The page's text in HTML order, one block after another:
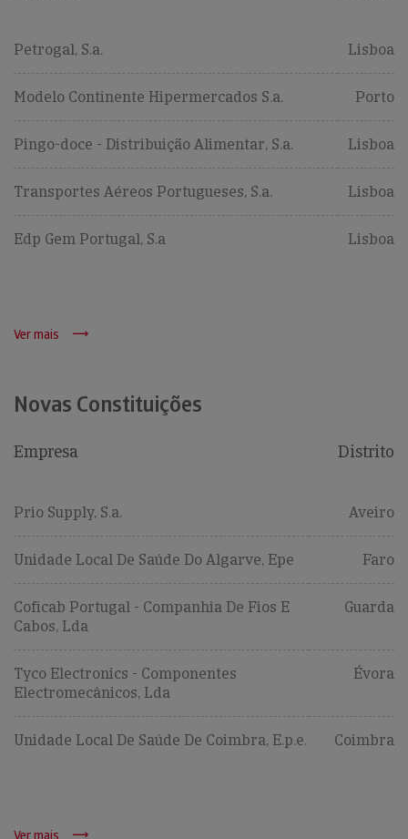
Petrogal, S.a. Lisboa
Modelo Continente Hipermercados S.a. Porto
Pingo-doce - Distribuição Alimentar, S.a. Lisboa
Transportes Aéreos Portugueses, S.a. Lisboa
Edp Gem Portugal, S.a Lisboa
Ver mais
Novas Constituições
Empresa Distrito
Prio Supply, S.a. Aveiro
Unidade Local De Saúde Do Algarve, Epe Faro
Coficab Portugal - Companhia De Fios E
Cabos, Lda
Guarda
Tyco Electronics - Componentes
Electromecânicos, Lda
Évora
Unidade Local De Saúde De Coimbra, E.p.e. Coimbra
Ver mais